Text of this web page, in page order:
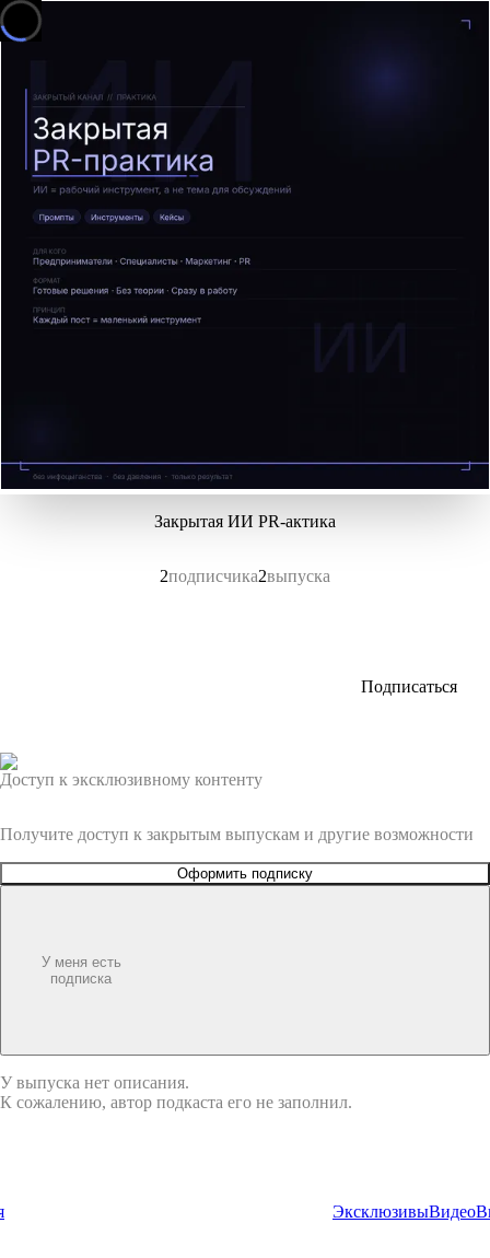
Закрытая ИИ PR-актика
2подписчика2выпуска
Подписаться
Доступ к эксклюзивному контенту
Получите доступ к закрытым выпускам и другие возможности
Оформить подписку
У меня есть
подписка
У выпуска нет описания.
К сожалению, автор подкаста его не заполнил.
ЭксклюзивыВидео